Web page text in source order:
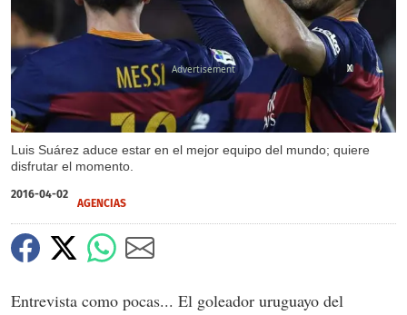
Luis Suárez aduce estar en el mejor equipo del mundo; quiere
disfrutar el momento.
X
X
X
X
2016-04-02
AGENCIAS
Entrevista como pocas... El goleador uruguayo del